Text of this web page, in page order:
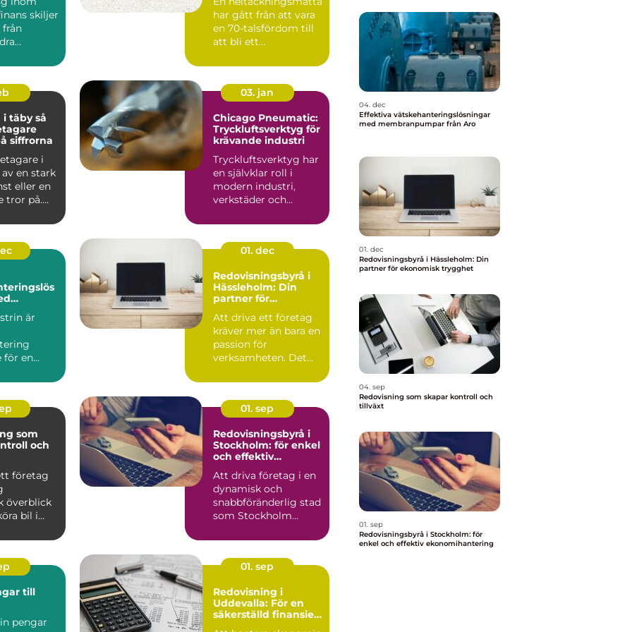
skiljer
har gått från att vara
en 70-talsfördom till
att bli ett
båd...
så
siffrorna
i
en stark
eller en
tror på.
03. jan
Chicago Pneumatic:
Tryckluftsverktyg för
krävande industri
Tryckluftsverktyg har
en självklar roll i
modern industri,
verkstäder och
är
för en
01. dec
Redovisningsbyrå i
Hässleholm: Din
partner för
Att driva ett företag
kräver mer än bara en
passion för
verksamheten. Det
som
och
företag
överblick
bil i
01. sep
Redovisningsbyrå i
Stockholm: för enkel
och effektiv
Att driva företag i en
dynamisk och
snabbföränderlig stad
som Stockholm
till
pengar
01. sep
Redovisning i
Uddevalla: För en
säkerställd finansiell
04. dec
Effektiva vätskehanteringslösningar
med membranpumpar från Aro
01. dec
Redovisningsbyrå i Hässleholm: Din
partner för ekonomisk trygghet
04. sep
Redovisning som skapar kontroll och
tillväxt
01. sep
Redovisningsbyrå i Stockholm: för
enkel och effektiv ekonomihantering